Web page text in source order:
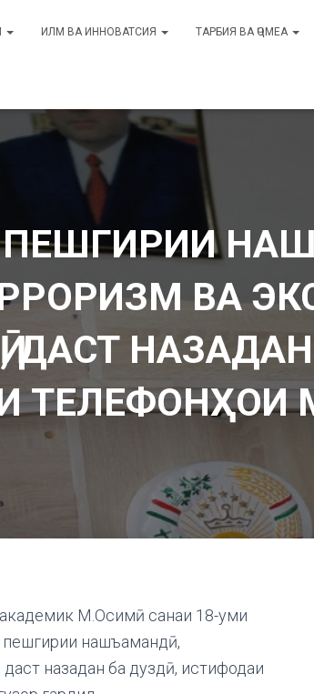
ИЛМ ВА ИННОВАТСИЯ ТАРБИЯ ВА ҶОМЕА
ВА
НАЗАДАН
ТЕЛЕФОНҲОИ
академик М.Осимӣ санаи 18-уми
нашъамандӣ,
назадан ба дуздӣ, истифодаи